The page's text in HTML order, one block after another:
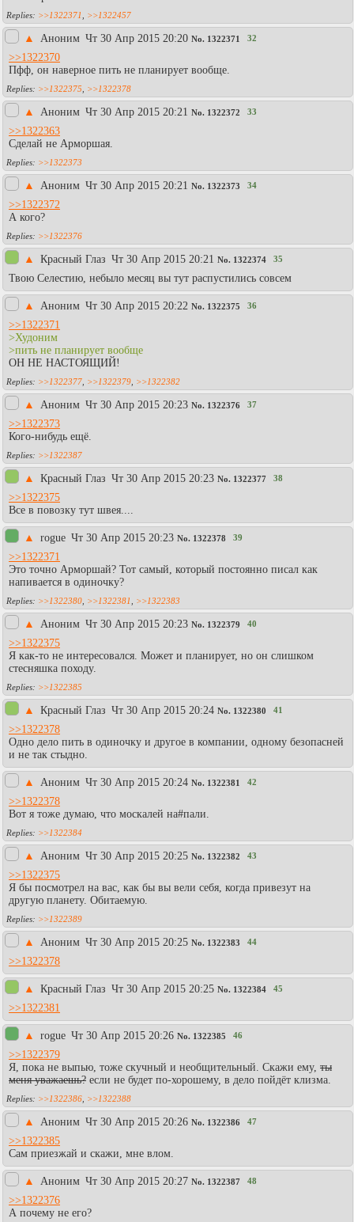
>>1322371 >>1322457
▲ Аноним Чт 30 Апр 2015 20:20 No. 1322371 32
>>1322370
Пфф, он наверное пить не планирует вообще.
>>1322375 >>1322378
▲ Аноним Чт 30 Апр 2015 20:21 No. 1322372 33
>>1322363
Сделай не Арморшая.
>>1322373
▲ Аноним Чт 30 Апр 2015 20:21 No. 1322373 34
>>1322372
А кого?
>>1322376
▲ Красный Глаз Чт 30 Апр 2015 20:21 No. 1322374 35
Твою Селестию, небыло месяц вы тут распустились совсем
▲ Аноним Чт 30 Апр 2015 20:22 No. 1322375 36
>>1322371
>Худоним
>пить не планирует вообще
ОН НЕ НАСТОЯЩИЙ!
>>1322377 >>1322379 >>1322382
▲ Аноним Чт 30 Апр 2015 20:23 No. 1322376 37
>>1322373
Кого-нибудь ещё.
>>1322387
▲ Красный Глаз Чт 30 Апр 2015 20:23 No. 1322377 38
>>1322375
Все в повозку тут швея....
▲ rogue Чт 30 Апр 2015 20:23 No. 1322378 39
>>1322371
Это точно Арморшай? Тот самый, который постоянно писал как
напивается в одиночку?
>>1322380 >>1322381 >>1322383
▲ Аноним Чт 30 Апр 2015 20:23 No. 1322379 40
>>1322375
Я как-то не интересовался. Может и планирует, но он слишком
стесняшка походу.
>>1322385
▲ Красный Глаз Чт 30 Апр 2015 20:24 No. 1322380 41
>>1322378
Одно дело пить в одиночку и другое в компании, одному безопасней
и не так стыдно.
▲ Аноним Чт 30 Апр 2015 20:24 No. 1322381 42
>>1322378
Вот я тоже думаю, что москалей на#пали.
>>1322384
▲ Аноним Чт 30 Апр 2015 20:25 No. 1322382 43
>>1322375
Я бы посмотрел на вас, как бы вы вели себя, когда привезут на
другую планету. Обитаемую.
>>1322389
▲ Аноним Чт 30 Апр 2015 20:25 No. 1322383 44
>>1322378
▲ Красный Глаз Чт 30 Апр 2015 20:25 No. 1322384 45
>>1322381
▲ rogue Чт 30 Апр 2015 20:26 No. 1322385 46
>>1322379
Я, пока не выпью, тоже скучный и необщительный. Скажи ему, ты
меня уважаешь? если не будет по-хорошему, в дело пойдёт клизма.
>>1322386 >>1322388
▲ Аноним Чт 30 Апр 2015 20:26 No. 1322386 47
>>1322385
Сам приезжай и скажи, мне влом.
▲ Аноним Чт 30 Апр 2015 20:27 No. 1322387 48
>>1322376
А почему не его?